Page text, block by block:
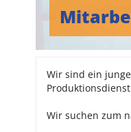
Wir sind ein
Wir suchen zum